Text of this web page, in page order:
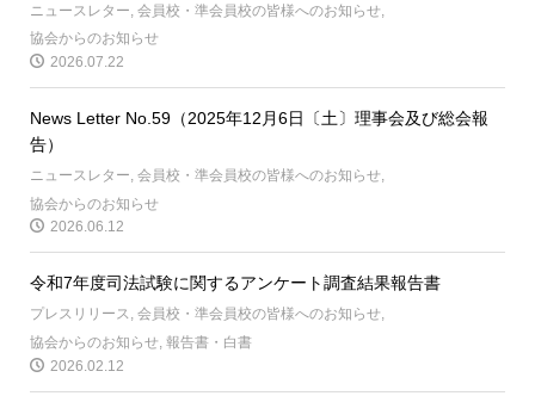
ニュースレター 会員校・準会員校の皆様へのお知らせ
協会からのお知らせ
2026.07.22
News Letter No.59（2025年12月6日〔土〕理事会及び総会報
告）
ニュースレター, 会員校・準会員校の皆様へのお知らせ,
協会からのお知らせ
2026.06.12
令和7年度司法試験に関するアンケート調査結果報告書
プレスリリース, 会員校・準会員校の皆様へのお知らせ,
協会からのお知らせ 報告書・白書
2026.02.12